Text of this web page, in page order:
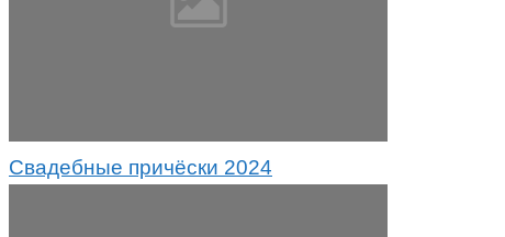
Свадебные причёски 2024